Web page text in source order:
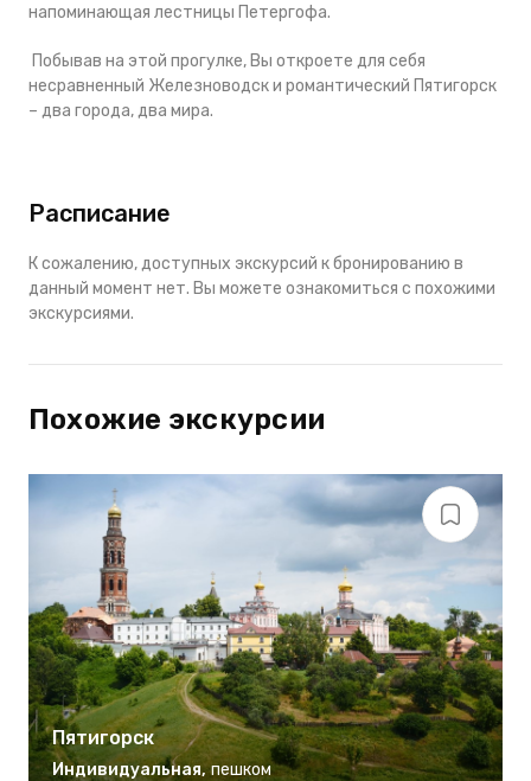
напоминающая лестницы Петергофа.
Побывав на этой прогулке, Вы откроете для себя
несравненный Железноводск и романтический Пятигорск
– два города, два мира.
Расписание
К сожалению, доступных экскурсий к бронированию в
данный момент нет. Вы можете ознакомиться с похожими
экскурсиями.
Похожие экскурсии
Пятигорск
Индивидуальная, пешком